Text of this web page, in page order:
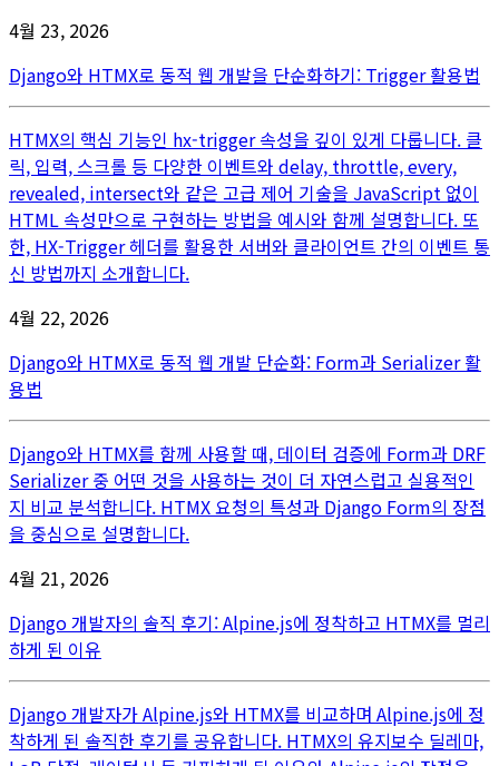
4월 23, 2026
Django와 HTMX로 동적 웹 개발을 단순화하기: Trigger 활용법
HTMX의 핵심 기능인 hx-trigger 속성을 깊이 있게 다룹니다. 클
릭, 입력, 스크롤 등 다양한 이벤트와 delay, throttle, every,
revealed, intersect와 같은 고급 제어 기술을 JavaScript 없이
HTML 속성만으로 구현하는 방법을 예시와 함께 설명합니다. 또
한, HX-Trigger 헤더를 활용한 서버와 클라이언트 간의 이벤트 통
신 방법까지 소개합니다.
4월 22, 2026
Django와 HTMX로 동적 웹 개발 단순화: Form과 Serializer 활
용법
Django와 HTMX를 함께 사용할 때, 데이터 검증에 Form과 DRF
Serializer 중 어떤 것을 사용하는 것이 더 자연스럽고 실용적인
지 비교 분석합니다. HTMX 요청의 특성과 Django Form의 장점
을 중심으로 설명합니다.
4월 21, 2026
Django 개발자의 솔직 후기: Alpine.js에 정착하고 HTMX를 멀리
하게 된 이유
Django 개발자가 Alpine.js와 HTMX를 비교하며 Alpine.js에 정
착하게 된 솔직한 후기를 공유합니다. HTMX의 유지보수 딜레마,